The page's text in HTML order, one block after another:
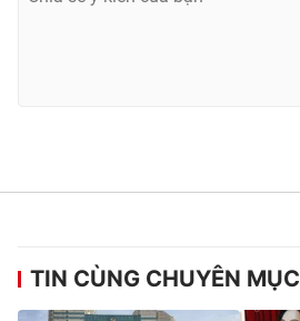
TIN CÙNG CHUYÊN MỤC